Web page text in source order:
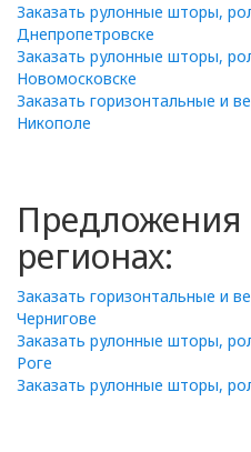
Заказать рулонные шторы,
Днепропетровске
Заказать рулонные шторы,
Новомосковске
Заказать горизонтальные и
Никополе
Предложения
регионах:
Заказать горизонтальные и
Чернигове
Заказать рулонные шторы,
Роге
Заказать рулонные шторы,